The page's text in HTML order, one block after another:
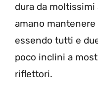
dura da
amano
essendo tutti e
poco inclini a
riflettori.